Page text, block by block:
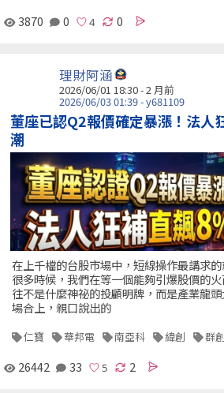
3870 0 0
理財阿涵
2026/06/01 18:30 - 2 月前
2026/06/03 01:39 - y681109
董座已認Q2報價確定暴漲！法人
潮
在上千檔的台股市場中，短線操作最講求
很多時候，我們在等一個能夠引爆股價的
往不是什麼神祕的投顧明牌，而是產業龍
場合上，親口說出的
仁寶 華邦電 南亞科 緯創 群創
26442 33 2